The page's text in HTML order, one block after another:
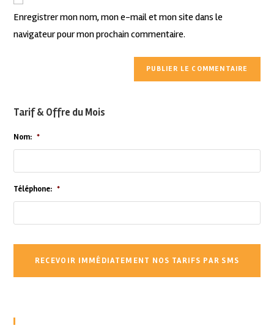
Enregistrer mon nom, mon e-mail et mon site dans le
navigateur pour mon prochain commentaire.
Tarif & Offre du Mois
Nom: *
Téléphone: *